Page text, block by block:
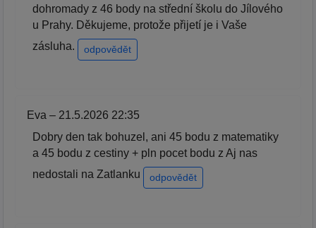
dohromady z 46 body na střední školu do Jílového
u Prahy. Děkujeme, protože přijetí je i Vaše
zásluha.
odpovědět
Eva – 21.5.2026 22:35
Dobry den tak bohuzel, ani 45 bodu z matematiky
a 45 bodu z cestiny + pln pocet bodu z Aj nas
nedostali na Zatlanku
odpovědět